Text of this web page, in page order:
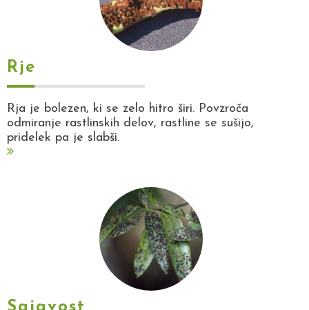
Rje
Rja je bolezen, ki se zelo hitro širi. Povzroča
odmiranje rastlinskih delov, rastline se sušijo,
pridelek pa je slabši.